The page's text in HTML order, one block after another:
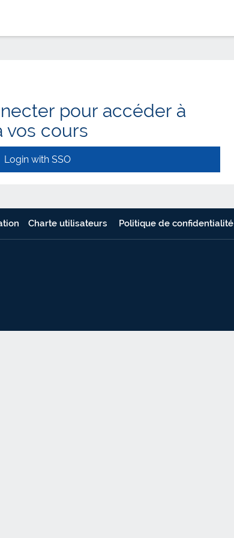
pour accéder à
vos cours
Login with SSO
Charte utilisateurs Politique de confidentialité